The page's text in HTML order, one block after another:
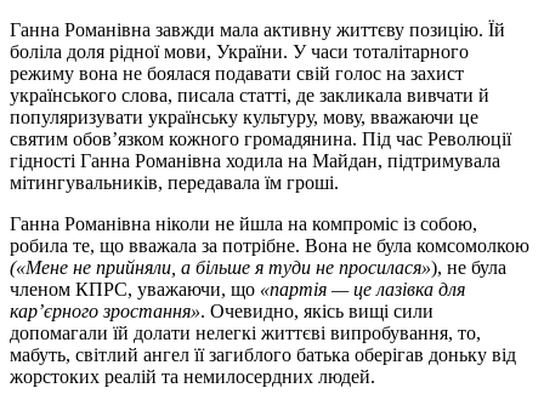
Ганна Романівна завжди мала активну життєву позицію. Їй
боліла доля рідної мови, України. У часи тоталітарного
режиму вона не боялася подавати свій голос на захист
українського слова, писала статті, де закликала вивчати й
популяризувати українську культуру, мову, вважаючи це
святим обов’язком кожного громадянина. Під час Революції
гідності Ганна Романівна ходила на Майдан, підтримувала
мітингувальників, передавала їм гроші.
Ганна Романівна ніколи не йшла на компроміс із собою,
робила те, що вважала за потрібне. Вона не була комсомолкою
(«Мене не прийняли, а більше я туди не просилася»), не була
членом КПРС, уважаючи, що «партія — це лазівка для
кар’єрного зростання». Очевидно, якісь вищі сили
допомагали їй долати нелегкі життєві випробування, то,
мабуть, світлий ангел її загиблого батька оберігав доньку від
жорстоких реалій та немилосердних людей.